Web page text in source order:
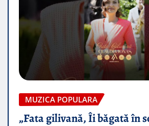
MUZICA POPULARA
„Fata gilivană, Îi băgată în